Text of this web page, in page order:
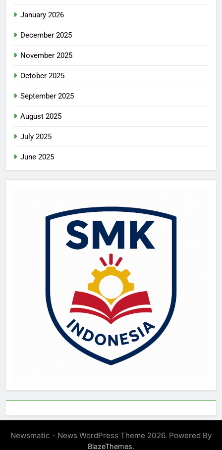
January 2026
December 2025
November 2025
October 2025
September 2025
August 2025
July 2025
June 2025
Newsmatic - News WordPress Theme 2026. Powered By
BlazeThemes.